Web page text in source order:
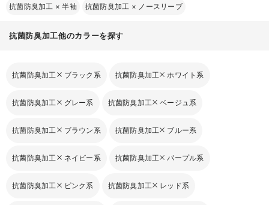
抗菌防臭加工 ×半袖 抗菌防臭加工 × ノースリーブ
抗菌防臭加工他のカラーを探す
抗菌防臭加工 ブラック系 抗菌防臭加工 ホワイト系
抗菌防臭加工 グレー系 抗菌防臭加工 ベージュ系
抗菌防臭加工 ブラウン系 抗菌防臭加工 ブルー系
抗菌防臭加工 ネイビー系 抗菌防臭加工 パープル系
抗菌防臭加工 ピンク系 抗菌防臭加工 レッド系